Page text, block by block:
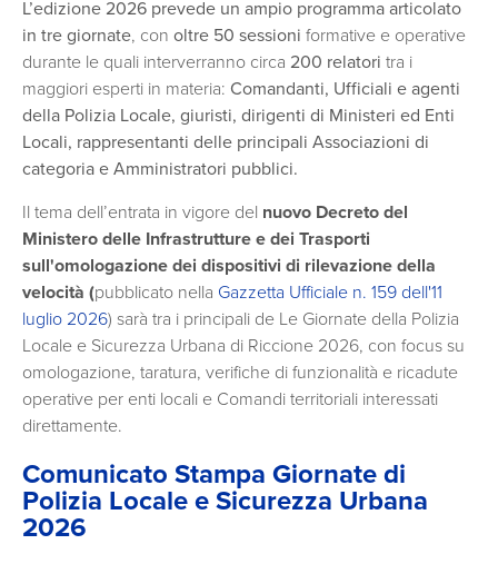
L’edizione 2026 prevede un ampio programma articolato
in tre giornate, con oltre 50 sessioni formative e operative
durante le quali interverranno circa 200 relatori tra i
maggiori esperti in materia: Comandanti, Ufficiali e agenti
della Polizia Locale, giuristi, dirigenti di Ministeri ed Enti
Locali, rappresentanti delle principali Associazioni di
categoria e Amministratori pubblici.
Il tema dell’entrata in vigore del nuovo Decreto del
Ministero delle Infrastrutture e dei Trasporti
sull'omologazione dei dispositivi di rilevazione della
velocità (pubblicato nella Gazzetta Ufficiale n. 159 dell'11
luglio 2026) sarà tra i principali de Le Giornate della Polizia
Locale e Sicurezza Urbana di Riccione 2026, con focus su
omologazione, taratura, verifiche di funzionalità e ricadute
operative per enti locali e Comandi territoriali interessati
direttamente.
Comunicato Stampa Giornate di
Polizia Locale e Sicurezza Urbana
2026